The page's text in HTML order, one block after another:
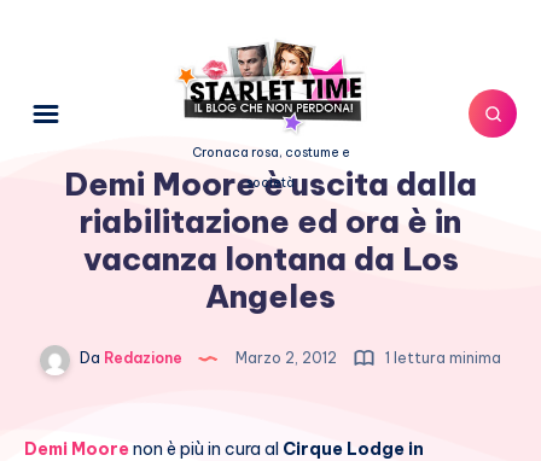
Cronaca rosa, costume e
società
Demi Moore è uscita dalla
riabilitazione ed ora è in
vacanza lontana da Los
Angeles
Da Redazione Marzo 2, 2012 1 lettura minima
Demi Moore non è più in cura al Cirque Lodge in